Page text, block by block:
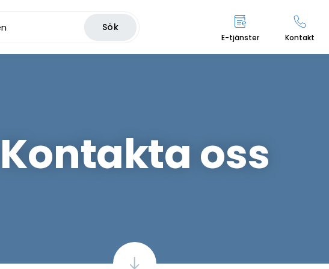
Sök
E-tjänster Kontakt
Kontakta oss